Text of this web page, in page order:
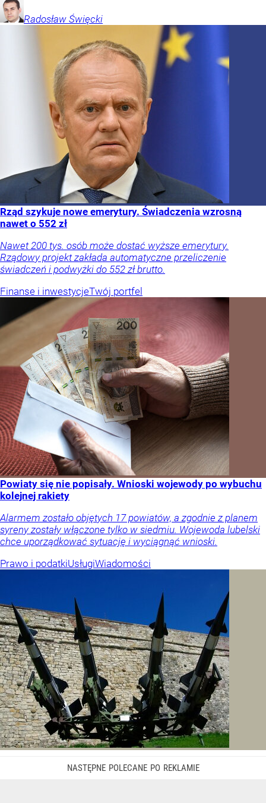
Radosław Święcki
Rząd szykuje nowe emerytury. Świadczenia wzrosną
nawet o 552 zł
Nawet 200 tys. osób może dostać wyższe emerytury.
Rządowy projekt zakłada automatyczne przeliczenie
świadczeń i podwyżki do 552 zł brutto.
Finanse i inwestycjeTwój portfel
Powiaty się nie popisały. Wnioski wojewody po wybuchu
kolejnej rakiety
Alarmem zostało objętych 17 powiatów, a zgodnie z planem
syreny zostały włączone tylko w siedmiu. Wojewoda lubelski
chce uporządkować sytuację i wyciągnąć wnioski.
Prawo i podatkiUsługiWiadomości